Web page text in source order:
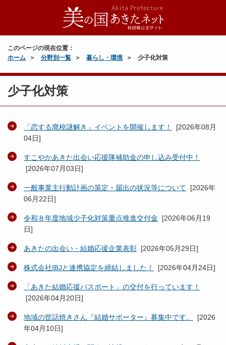
このページの現在位置：
ホーム
分野別一覧 暮らし・環境 少子化対策
少子化対策
「恋する廃校謎解き」イベントを開催します！ [2026年08月
04日]
すこやかあきた出会い応援隊補助金の申し込み受付中！
[2026年07月03日]
一般事業主行動計画の策定・届出の状況等について [2026年
06月22日]
令和８年度地域少子化対策重点推進交付金 [2026年06月19
日]
あきたの出会い・結婚応援企業表彰 [2026年05月29日]
株式会社IBJと連携協定を締結しました！ [2026年04月24日]
「あきた結婚応援パスポート」の交付を行っています！
[2026年04月20日]
地域の世話焼きさん『結婚サポーター』募集中です。 [2026
年04月10日]